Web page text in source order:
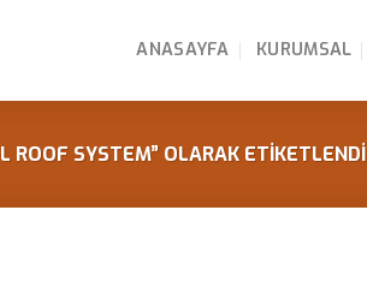
ANASAYFA KURUMSAL
ROOF SYSTEM” OLARAK ETIKETLENDI